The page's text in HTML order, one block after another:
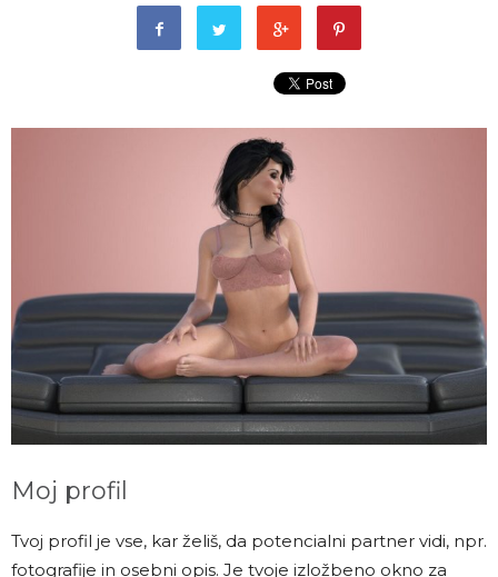
Moj profil
Tvoj profil je vse, kar želiš, da potencialni partner vidi, npr.
fotografije in osebni opis. Je tvoje izložbeno okno za